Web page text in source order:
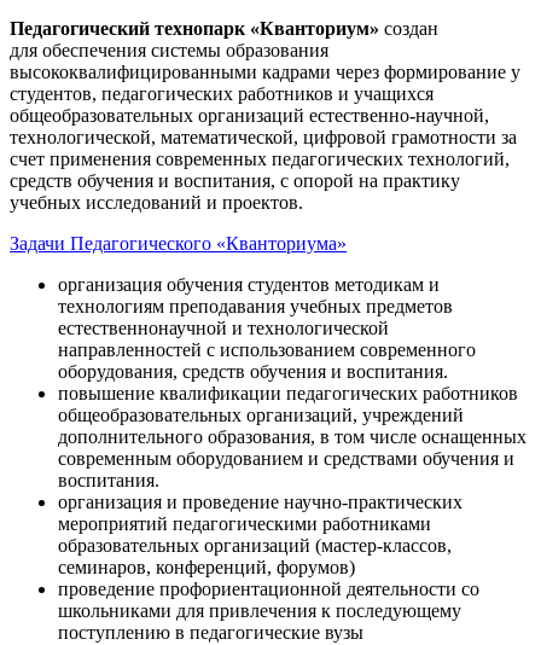
Педагогический технопарк «Кванториум» создан
для обеспечения системы образования
высококвалифицированными кадрами через формирование у
студентов, педагогических работников и учащихся
общеобразовательных организаций естественно-научной,
технологической, математической, цифровой грамотности за
счет применения современных педагогических технологий,
средств обучения и воспитания, с опорой на практику
учебных исследований и проектов.
Задачи Педагогического «Кванториума»
организация обучения студентов методикам и
технологиям преподавания учебных предметов
естественнонаучной и технологической
направленностей с использованием современного
оборудования, средств обучения и воспитания.
повышение квалификации педагогических работников
общеобразовательных организаций, учреждений
дополнительного образования, в том числе оснащенных
современным оборудованием и средствами обучения и
воспитания.
организация и проведение научно-практических
мероприятий педагогическими работниками
образовательных организаций (мастер-классов,
семинаров, конференций, форумов)
проведение профориентационной деятельности со
школьниками для привлечения к последующему
поступлению в педагогические вузы